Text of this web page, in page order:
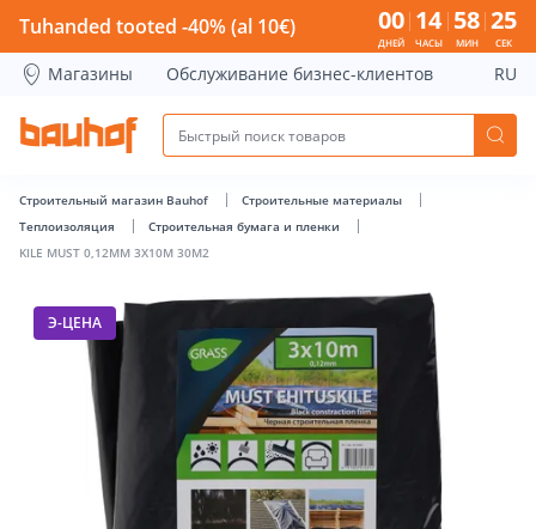
KILE MUST 0,12MM 3X10M 30M2 - Bauhof has loaded
Tuhanded tooted -40% (al 10€) 00
ДНЕЙ
14
ЧАСЫ
58
МИН
24
СЕК
Магазины Обслуживание бизнес-клиентов RU
Строительный магазин Bauhof
Строительные материалы
Теплоизоляция
Строительная бумага и пленки
KILE MUST 0,12MM 3X10M 30M2
Э-ЦЕНА